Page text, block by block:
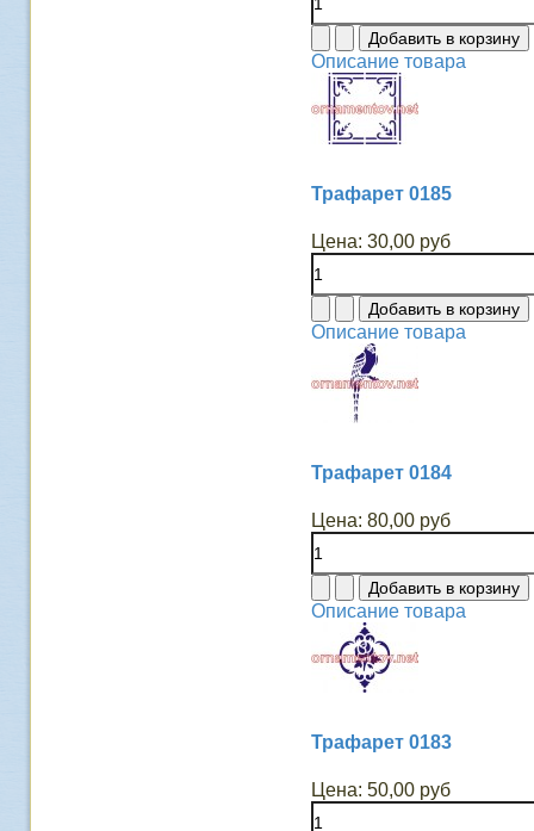
Описание товара
Трафарет 0185
Цена: 30,00 руб
Описание товара
Трафарет 0184
Цена: 80,00 руб
Описание товара
Трафарет 0183
Цена: 50,00 руб